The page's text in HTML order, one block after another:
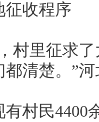
收程序
里征求了
清楚。”
民4400余